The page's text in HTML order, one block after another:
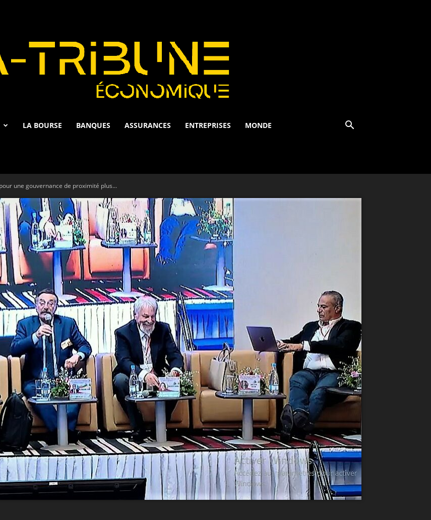
Tribune
Economique
LA BOURSE BANQUES ASSURANCES ENTREPRISES MONDE
une gouvernance de proximité plus...